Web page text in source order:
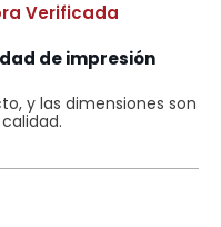
Verificada
de impresión
y las dimensiones son